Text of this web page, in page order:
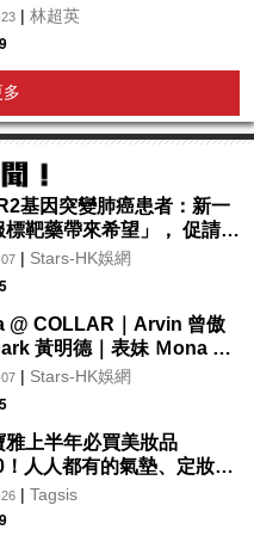
| 林超英
基因突變肺癌患者：新一
標靶藥帶來希望」， 促請政
入藥物名冊，助患者及早
| Stars-HK娛網
@ COLLAR｜Arvin 曾傲
黃明德｜表妹 Ｍona 8
起登陸L5維港空中花園 |
mall 首度呈獻「Music
| Stars-HK娛網
雅上半年必買美妝品
人人都有的氣墊、定妝噴
品～幫你找到最值得入手
♡
| Tagsis